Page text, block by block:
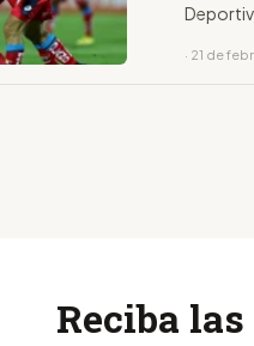
· 21 de
Reciba